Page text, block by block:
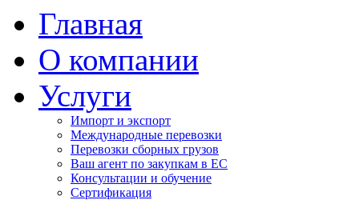
Главная
О компании
Услуги
Импорт и экспорт
Международные перевозки
Перевозки сборных грузов
Ваш агент по закупкам в ЕС
Консультации и обучение
Сертификация